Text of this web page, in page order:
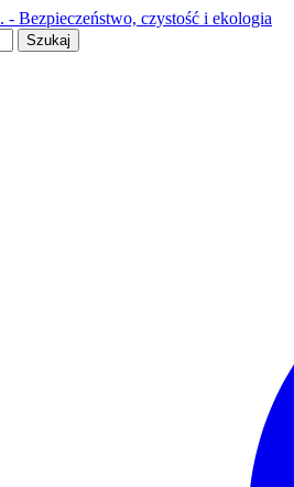
Bezpieczeństwo, czystość i ekologia